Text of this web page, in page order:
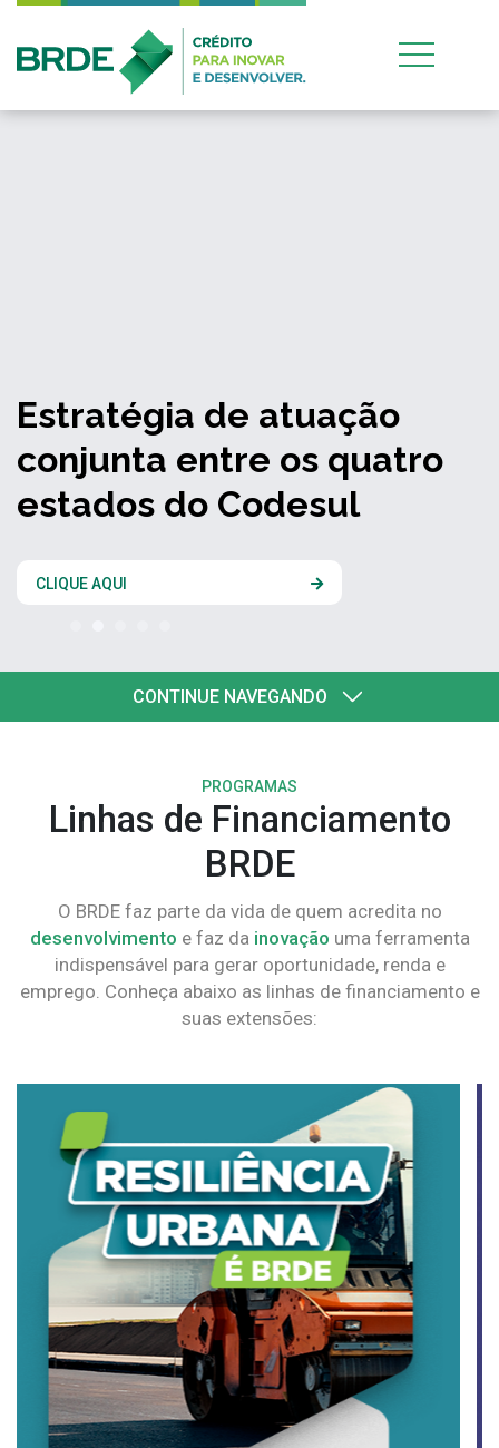
Estratégia de atuação
conjunta entre os quatro
estados do Codesul
CLIQUE AQUI
CONTINUE NAVEGANDO
PROGRAMAS
Linhas de Financiamento
BRDE
O BRDE faz parte da vida de quem acredita no
desenvolvimento e faz da inovação uma ferramenta
indispensável para gerar oportunidade, renda e
emprego. Conheça abaixo as linhas de financiamento e
suas extensões: